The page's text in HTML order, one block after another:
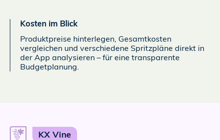
Kosten im Blick
Produktpreise hinterlegen, Gesamtkosten
vergleichen und verschiedene Spritzpläne direkt in
der App analysieren – für eine transparente
Budgetplanung.
KX Vine